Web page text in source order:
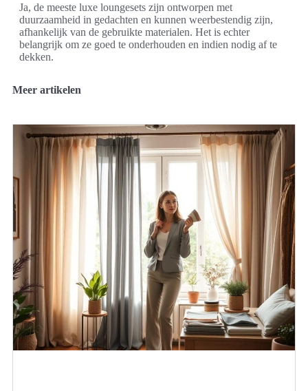
Ja, de meeste luxe loungesets zijn ontworpen met
duurzaamheid in gedachten en kunnen weerbestendig zijn,
afhankelijk van de gebruikte materialen. Het is echter
belangrijk om ze goed te onderhouden en indien nodig af te
dekken.
Meer artikelen